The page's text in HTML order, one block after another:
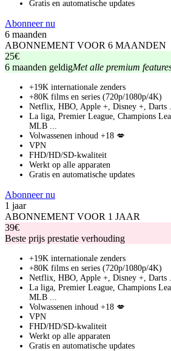
Gratis en automatische updates
Abonneer nu
6 maanden
ABONNEMENT VOOR 6 MAANDEN
25€
6 maanden geldigMet alle premium
+19K internationale zenders
+80K films en series (720p/1080p/4K)
Netflix, HBO, Apple +, Disney +, Darts
La liga, Premier League, Champions
MLB ...
Volwassenen inhoud +18 💋
VPN
FHD/HD/SD-kwaliteit
Werkt op alle apparaten
Gratis en automatische updates
Abonneer nu
1 jaar
ABONNEMENT VOOR 1 JAAR
39€
Beste prijs prestatie verhouding
+19K internationale zenders
+80K films en series (720p/1080p/4K)
Netflix, HBO, Apple +, Disney +, Darts
La liga, Premier League, Champions
MLB ...
Volwassenen inhoud +18 💋
VPN
FHD/HD/SD-kwaliteit
Werkt op alle apparaten
Gratis en automatische updates